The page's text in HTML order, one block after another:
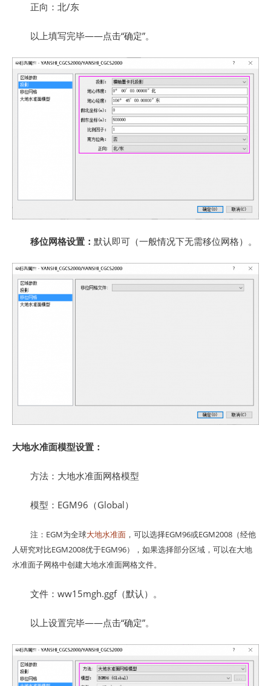
正向：北/东
以上填写完毕——点击“确定”。
移位网格设置： 默认即可（一般情况下无需移位网格）。
大地水准面模型设置：
方法：大地水准面网格模型
模型：EGM96（Global）
注：EGM为全球大地水准面 ，可以选择EGM96或EGM2008（经他
人研究对比EGM2008优于EGM96），如果选择部分区域，可以在大地
水准面子网格中创建大地水准面网格文件。
文件：ww15mgh.ggf（默认）。
以上设置完毕——点击“确定”。